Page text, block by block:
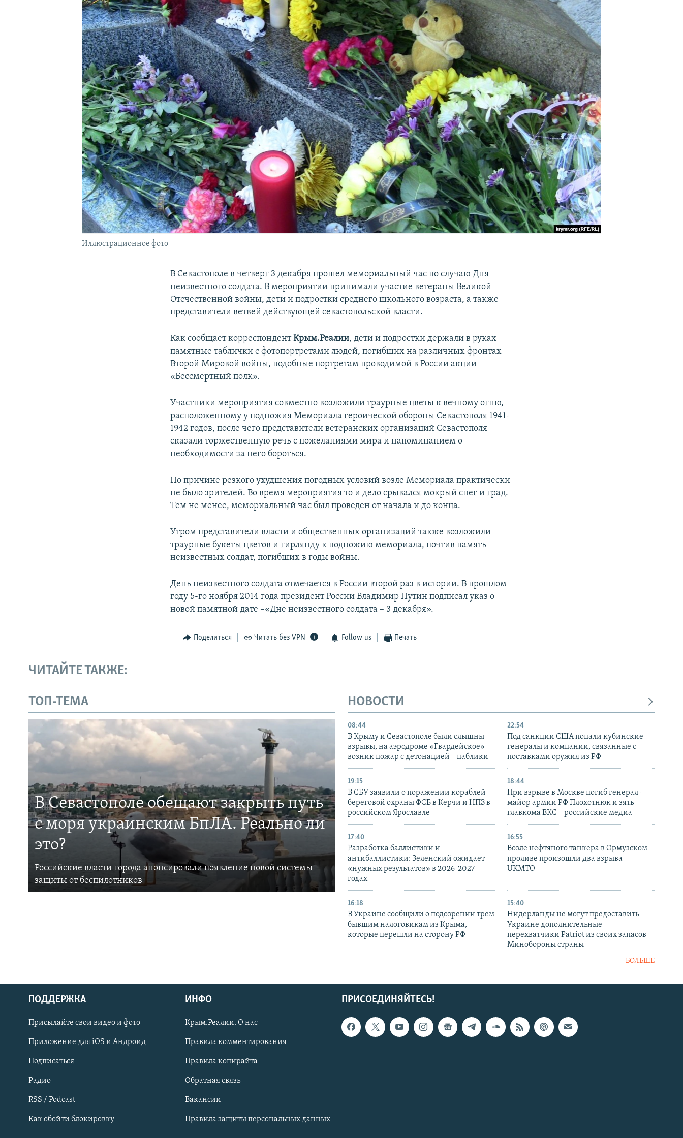
КРЫМ.НЕПОКОРЕННЫЙ
УКРАИНСКАЯ ПРОБЛЕМА КРЫМА
Українською
Qırımtatar
ПРИСОЕДИНЯЙТЕСЬ!
Иллюстрационное фото
В Севастополе в четверг 3 декабря прошел мемориальный час по случаю Дня
неизвестного солдата. В мероприятии принимали участие ветераны Великой
Отечественной войны, дети и подростки среднего школьного возраста, а также
представители ветвей действующей севастопольской власти.
Как сообщает корреспондентКрым.Реалии, дети и подростки держали в руках
памятные таблички с фотопортретами людей, погибших на различных фронтах
Второй Мировой войны, подобные портретам проводимой в России акции
«Бессмертный полк».
Участники мероприятия совместно возложили траурные цветы к вечному огню,
расположенному у подножия Мемориала героической обороны Севастополя 1941-
1942 годов, после чего представители ветеранских организаций Севастополя
сказали торжественную речь с пожеланиями мира и напоминанием о
необходимости за него бороться.
По причине резкого ухудшения погодных условий возле Мемориала практически
не было зрителей. Во время мероприятия то и дело срывался мокрый снег и град.
Тем не менее, мемориальный час был проведен от начала и до конца.
Утром представители власти и общественных организаций также возложили
траурные букеты цветов и гирлянду к подножию мемориала, почтив память
неизвестных солдат, погибших в годы войны.
День неизвестного солдата отмечается в России второй раз в истории. В прошлом
году 5-го ноября 2014 года президент России Владимир Путин подписал указ о
новой памятной дате –«Дне неизвестного солдата – 3 декабря».
Поделиться Читать без VPN Follow us Печать
ЧИТАЙТЕ ТАКЖЕ:
ТОП-ТЕМА
В Севастополе обещают закрыть путь
с моря украинским БпЛА. Реально ли
это?
Российские власти города анонсировали появление новой системы
защиты от беспилотников
НОВОСТИ
08:44
В Крыму и Севастополе были слышны
взрывы, на аэродроме «Гвардейское»
возник пожар с детонацией – паблики
22:54
Под санкции США попали кубинские
генералы и компании, связанные с
поставками оружия из РФ
19:15
В СБУ заявили о поражении кораблей
береговой охраны ФСБ в Керчи и НПЗ в
российском Ярославле
18:44
При взрыве в Москве погиб генерал-
майор армии РФ Плохотнюк и зять
главкома ВКС – российские медиа
17:40
Разработка баллистики и
антибаллистики: Зеленский ожидает
«нужных результатов» в 2026-2027
годах
16:55
Возле нефтяного танкера в Ормузском
проливе произошли два взрыва –
UKMTO
16:18
В Украине сообщили о подозрении трем
бывшим налоговикам из Крыма,
которые перешли на сторону РФ
15:40
Нидерланды не могут предоставить
Украине дополнительные
перехватчики Patriot из своих запасов –
Минобороны страны
БОЛЬШЕ
ПРИСОЕДИНЯЙТЕСЬ!
ПОДДЕРЖКА
Присылайте свои видео и фото
Приложение для iOS и Андроид
Подписаться
Радио
RSS / Podcast
Как обойти блокировку
ИНФО
Крым.Реалии. О нас
Правила комментирования
Правила копирайта
Обратная связь
Вакансии
Правила защиты персональных данных